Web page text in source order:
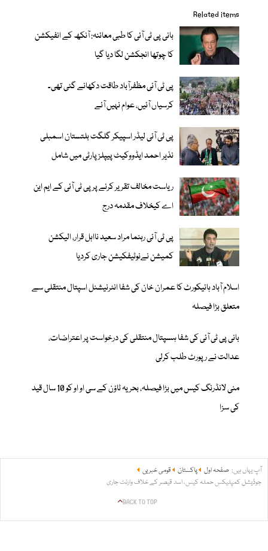
Related items
بانی پی ٹی آئی کا طبی معائنہ: آنکھ کے انفیکشن
کا چوتھا انجکشن لگا دیا گیا
پی ٹی آئی مظفرآباد طاقت دکھانے گئی تھی۔
کرسیاں آئیں، عوام نہیں آئے
پی ٹی آئی لیڈر اسپیکر گلگت بلتستان اسمبلی
نذیر احمد ایڈووکیٹ پیپلزپارٹی میں شامل
ریاست مخالف تقریر کرنے پر پی ٹی آئی کے ایم این
اے کیخلاف مقدمہ درج
پی ٹی آئی رہنما مراد سعید نااہل قرار، الیکشن
کمیشن نےنوٹیفکیشن جاری کردیا
اسلام آباد ہائیکورٹ کا عمران خان کی شفا انٹرنیشنل اسپتال منتقلی سے
متعلق بڑا فیصلہ
بانی پی ٹی آئی کی شفا ہسپتال منتقلی کی درخواست پر اعتراضات،
عدالت نے رپورٹ طلب کرلی
منی لانڈرنگ کیس میں بڑا فیصلہ، بحریہ ٹاؤن کے سی او او کو 10 سال قید
کی سزا
آپ یہاں ہیں: صفحہ اول پاکستان
قومی خبریں
جوڈیشل کمپلیکس حملہ کیس، اسد قیصر کے خلاف وارنٹ جاری
BACK TO TOP